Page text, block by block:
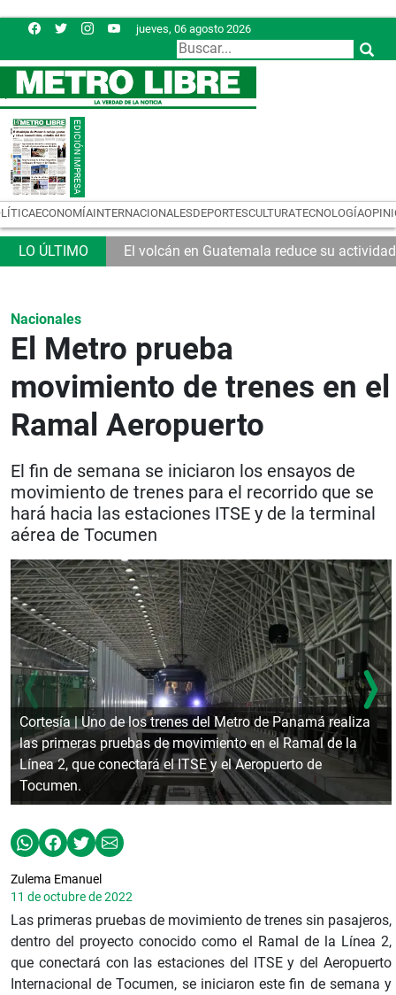
jueves, 06 agosto 2026
ECONOMÍAINTERNACIONALESDEPORTESCULTURATECNOLOGÍA
El volcán en Guatemala reduce su
Nacionales
El Metro prueba
movimiento de trenes en el
Ramal Aeropuerto
El fin de semana se iniciaron los ensayos de
movimiento de trenes para el recorrido que se
hará hacia las estaciones ITSE y de la terminal
aérea de Tocumen
Cortesía | Uno de los trenes del Metro de Panamá realiza
las primeras pruebas de movimiento en el Ramal de la
Línea 2, que conectará el ITSE y el Aeropuerto de
Tocumen.
Zulema Emanuel
11 de octubre de 2022
Las primeras pruebas de movimiento de trenes sin pasajeros,
dentro del proyecto conocido como el Ramal de la Línea 2,
que conectará con las estaciones del ITSE y del Aeropuerto
Internacional de Tocumen, se iniciaron este fin de semana y